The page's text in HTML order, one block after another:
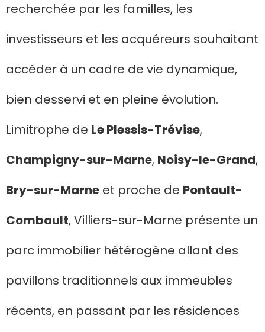
recherchée par les familles, les
investisseurs et les acquéreurs souhaitant
accéder à un cadre de vie dynamique,
bien desservi et en pleine évolution.
Limitrophe de Le Plessis-Trévise,
Champigny-sur-Marne, Noisy-le-Grand,
Bry-sur-Marne et proche de Pontault-
Combault, Villiers-sur-Marne présente un
parc immobilier hétérogène allant des
pavillons traditionnels aux immeubles
récents, en passant par les résidences